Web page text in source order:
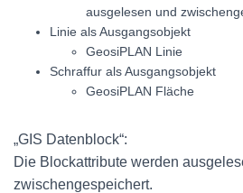
ausgelesen und
Linie als Ausgangsobjekt
GeosiPLAN Linie
Schraffur als Ausgangsobjekt
GeosiPLAN Fläche
„GIS Datenblock“:
Die Blockattribute werden
zwischengespeichert.